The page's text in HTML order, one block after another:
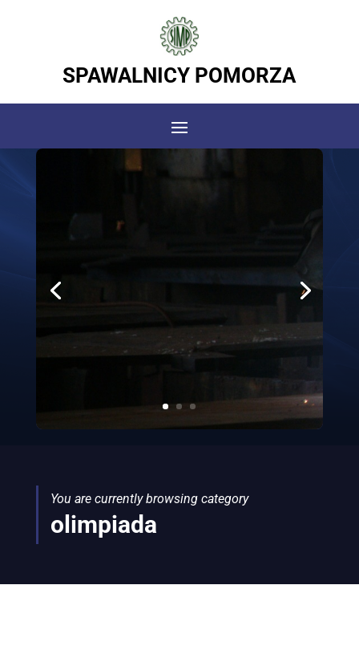
SPAWALNICY POMORZA
You are currently browsing category
olimpiada